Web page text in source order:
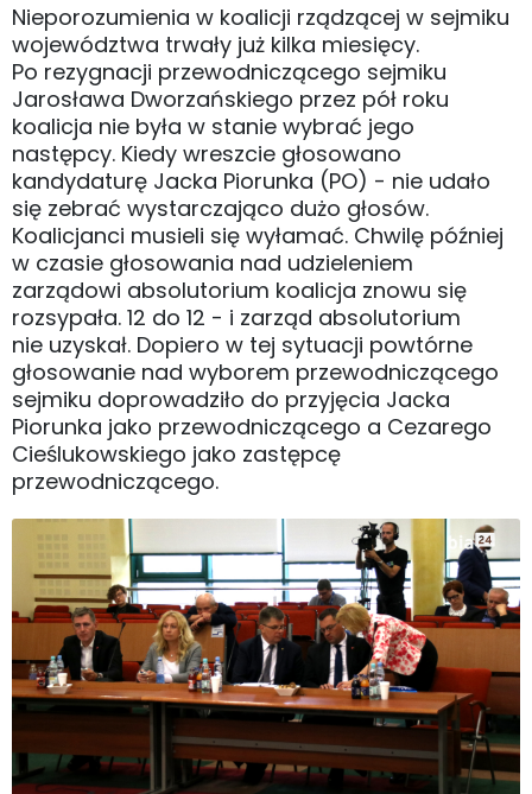
Nieporozumienia w koalicji rządzącej w sejmiku
województwa trwały już kilka miesięcy.
Po rezygnacji przewodniczącego sejmiku
Jarosława Dworzańskiego przez pół roku
koalicja nie była w stanie wybrać jego
następcy. Kiedy wreszcie głosowano
kandydaturę Jacka Piorunka (PO) - nie udało
się zebrać wystarczająco dużo głosów.
Koalicjanci musieli się wyłamać. Chwilę później
w czasie głosowania nad udzieleniem
zarządowi absolutorium koalicja znowu się
rozsypała. 12 do 12 - i zarząd absolutorium
nie uzyskał. Dopiero w tej sytuacji powtórne
głosowanie nad wyborem przewodniczącego
sejmiku doprowadziło do przyjęcia Jacka
Piorunka jako przewodniczącego a Cezarego
Cieślukowskiego jako zastępcę
przewodniczącego.